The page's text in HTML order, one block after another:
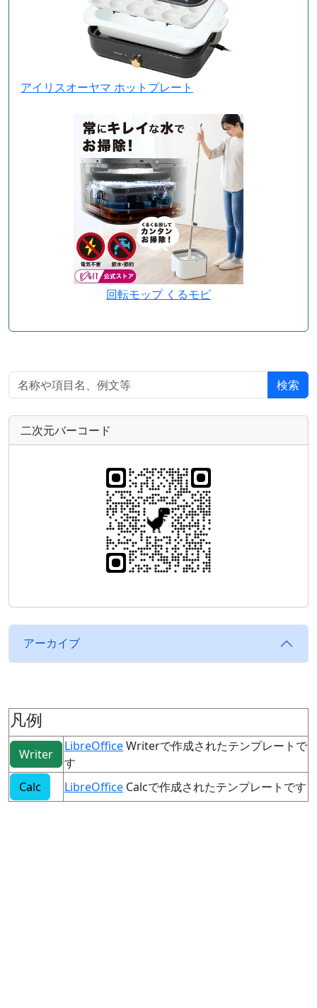
アイリスオーヤマ ホットプレート
回転モップ くるモピ
検索
二次元バーコード
アーカイブ
凡例
Writer
LibreOfficeWriterで作成されたテンプレートで
す
Calc
LibreOffice Calcで作成されたテンプレートです